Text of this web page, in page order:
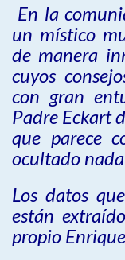
En la
un místico
de manera
cuyos
con gran
Padre Eckart
que parece
ocultado
Los datos
están
propio